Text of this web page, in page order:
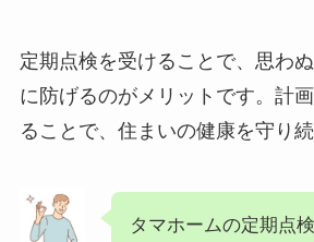
定期点検を受けることで、思わ
に防げるのがメリットです。計
ることで、住まいの健康を守り続
タマホームの定期点